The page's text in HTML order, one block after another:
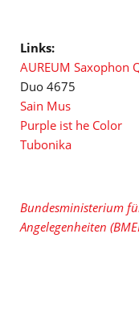
Links:
AUREUM Saxophon
Duo 4675
Sain Mus
Purple ist he Color
Tubonika
Bundesministerium
Angelegenheiten